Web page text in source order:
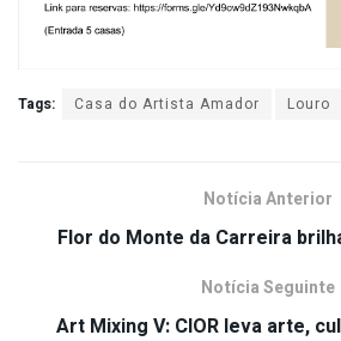
Tags: Casa do Artista Amador Louro
Notícia Anterior
Flor do Monte da Carreira
Notícia Seguinte
Art Mixing V: CIOR leva arte,